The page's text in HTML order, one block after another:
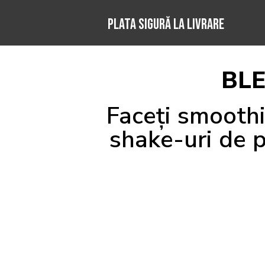
PLATA SIGURĂ LA LIVRARE
Faceți
shake-uri de